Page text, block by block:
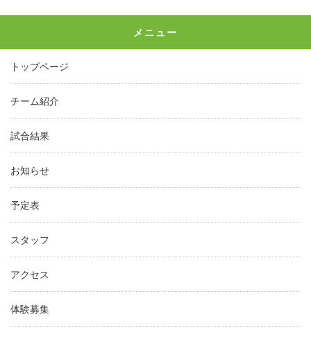
メニュー
トップページ
チーム紹介
試合結果
お知らせ
予定表
スタッフ
アクセス
体験募集